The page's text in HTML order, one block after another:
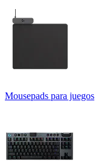
Mousepads para juegos